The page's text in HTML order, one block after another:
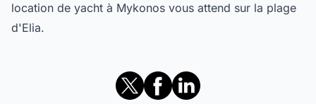
location de yacht à Mykonos vous attend sur la plage
d'Elia.